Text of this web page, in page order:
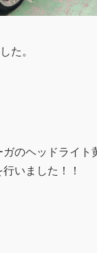
た。
ガのヘッドライト
いました！！